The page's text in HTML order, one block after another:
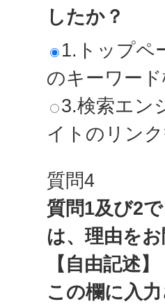
したか？
1.トップペ
のキーワー
3.検索エン
イトのリン
質問4
質問1及び2
は、理由を
【自由記述】
この欄に入